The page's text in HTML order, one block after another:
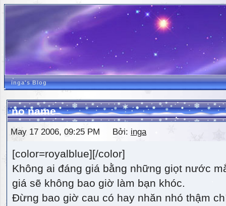
inga's Blog
no name
May 17 2006, 09:25 PM Bởi: inga
[color=royalblue][/color]
Không ai đáng giá bằng những giọt nước
giá sẽ không bao giờ làm bạn khóc.
Đừng bao giờ cau có hay nhăn nhó thậm